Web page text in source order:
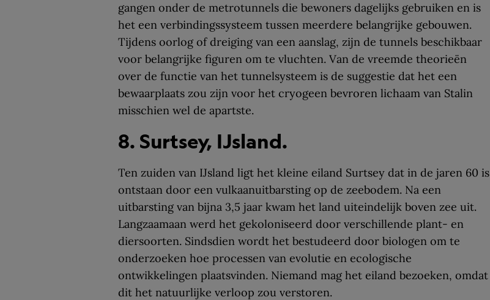
gangen onder de metrotunnels die bewoners dagelijks gebruiken en is
het een verbindingssysteem tussen meerdere belangrijke gebouwen.
Tijdens oorlog of dreiging van een aanslag, zijn de tunnels beschikbaar
voor belangrijke figuren om te vluchten. Van de vreemde theorieën
over de functie van het tunnelsysteem is de suggestie dat het een
bewaarplaats zou zijn voor het cryogeen bevroren lichaam van Stalin
misschien wel de apartste.
8. Surtsey, IJsland.
Ten zuiden van IJsland ligt het kleine eiland Surtsey dat in de jaren 60 is
ontstaan door een vulkaanuitbarsting op de zeebodem. Na een
uitbarsting van bijna 3,5 jaar kwam het land uiteindelijk boven zee uit.
Langzaamaan werd het gekoloniseerd door verschillende plant- en
diersoorten. Sindsdien wordt het bestudeerd door biologen om te
onderzoeken hoe processen van evolutie en ecologische
ontwikkelingen plaatsvinden. Niemand mag het eiland bezoeken, omdat
dit het natuurlijke verloop zou verstoren.